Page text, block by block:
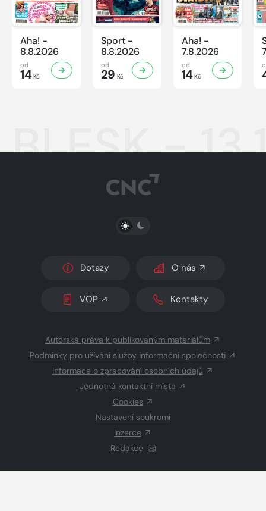
Aha! -
8.8.2026
od
14Kč
Sport -
8.8.2026
od
29 Kč
Aha! -
7.8.2026
od
14Kč
BLESK -
PŘEPNOUT SVĚTLÝ/TMAVÝ REŽIM
Dotazy O nás
VOP Kontakty
Autorská práva k publikovaným materiálům
Podmínky pro užívání služby informační společnosti
Informace o zpracování osobních údajů
Jednotná kontaktní místa
Cookies
Nastavení soukromí
Inzerce
Redakce